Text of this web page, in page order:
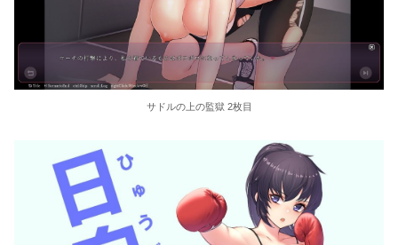
サドルの上の監獄 2枚目